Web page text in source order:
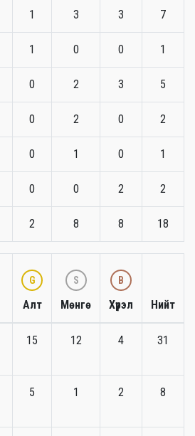
1 3 3 7
1 0 0 1
0 2 3 5
0 2 0 2
0 1 0 1
0 0 2 2
2 8 8 18
G
Алт
S
Мөнгө
B
Хүрэл Нийт
15 12 4 31
5 1 2 8